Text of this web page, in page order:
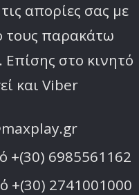
απορίες σας με
τους παρακάτω
στο κινητό
και Viber
+(30) 6985561162
+(30) 2741001000